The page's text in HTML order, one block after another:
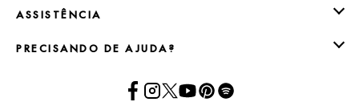
ASSISTÊNCIA
PRECISANDO DE AJUDA?